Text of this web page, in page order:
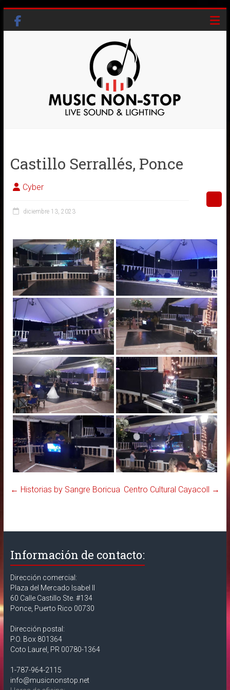
Skip
content
Stop
Live
&
Puerto
Rico
Castillo Serrallés, Ponce
Cyber
diciembre 13, 2023
← Historias by Sangre Boricua Centro Cultural Cayacoll →
Información de contacto:
Dirección comercial:
Plaza del Mercado Isabel II
60 Calle Castillo Ste. #134
Ponce, Puerto Rico 00730
Dirección postal:
P.O. Box 801364
Coto Laurel, PR 00780-1364
1-787-964-2115
info@musicnonstop.net